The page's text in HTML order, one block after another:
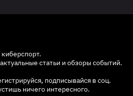
статьи и обзоры событий.
подписывайся в соц.
ничего интересного.